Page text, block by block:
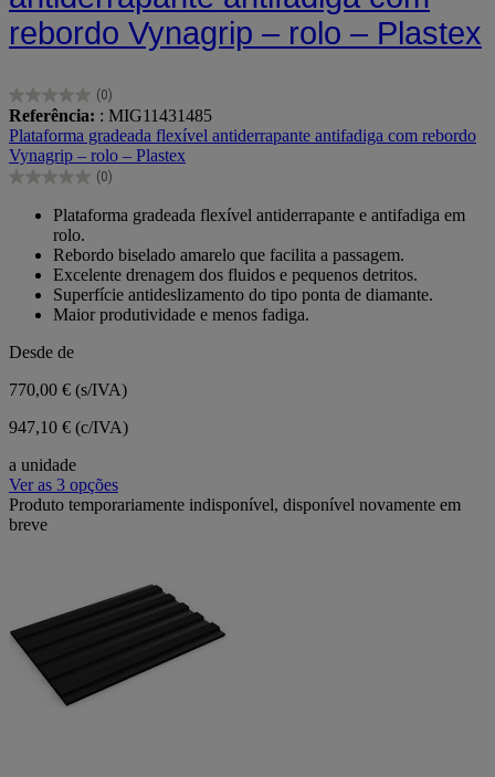
rebordo Vynagrip – rolo – Plastex
(0)
0.0
em
5
estrelas.
Referência: : MIG11431485
Plataforma gradeada flexível antiderrapante antifadiga com rebordo
Vynagrip – rolo – Plastex
(0)
0.0
estrelas.
Plataforma gradeada flexível antiderrapante e antifadiga em
rolo.
Rebordo biselado amarelo que facilita a passagem.
Excelente drenagem dos fluidos e pequenos detritos.
Superfície antideslizamento do tipo ponta de diamante.
Maior produtividade e menos fadiga.
Desde de
770,00 € (s/IVA)
947,10 € (c/IVA)
a unidade
Ver as 3 opções
Produto temporariamente indisponível, disponível novamente em
breve